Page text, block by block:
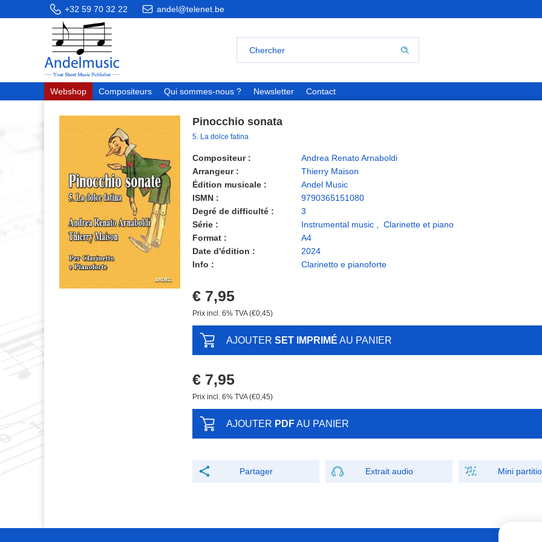
+32 59 70 32 22 andel@telenet.be
Webshop Compositeurs Qui sommes-nous ? Newsletter Contact
Pinocchio sonata
5. La dolce fatina
Compositeur :
Andrea Renato Arnaboldi
Arrangeur :
Thierry Maison
Édition musicale :
Andel Music
ISMN :
9790365151080
Degré de difficulté :
3
Série :
Instrumental music
Clarinette et piano
Format :
A4
Date d'édition :
2024
Info :
Clarinetto e pianoforte
€ 7,95
Prix ​​incl. 6% TVA (€0,45)
AJOUTER SET IMPRIMÉ AU PANIER
€ 7,95
Prix ​​incl. 6% TVA (€0,45)
AJOUTER PDFAU PANIER
Partager Extrait audio Mini